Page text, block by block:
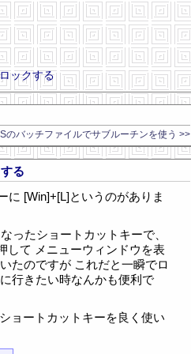
ックする
のバッチファイルでサブルーチンを使う >>
る
に [Win]+[L]というのがありま
ったショートカットキーで、
して メニューウィンドウを表
たのですが これだと一瞬でロ
行きたい時なんかも便利で
ョートカットキーを良く使い